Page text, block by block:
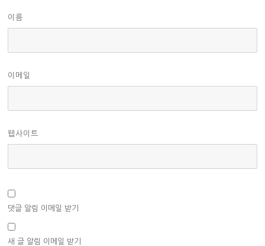
이름
이메일
웹사이트
댓글 알림 이메일 받기
새 글 알림 이메일 받기